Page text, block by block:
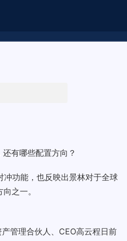
有哪些配置方向？
功能，也反映出景林对于全球
之一。
管理合伙人、CEO高云程日前